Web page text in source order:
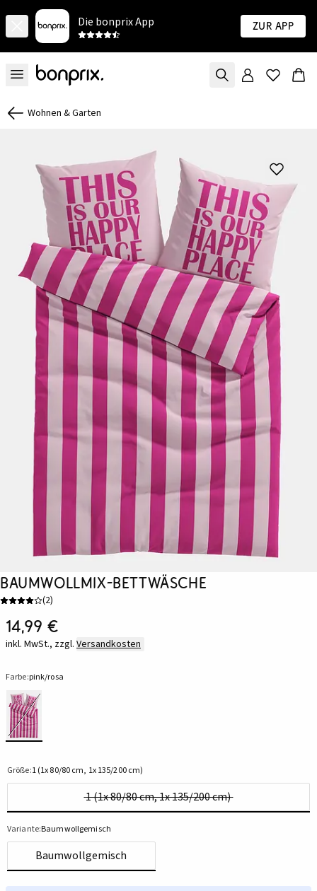
Die bonprix App Zur App
Wohnen & Garten
Baumwollmix-Bettwäsche
(2)
14,99 €
inkl. MwSt., zzgl. Versandkosten
Farbe:pink/rosa
Größe:1 (1x 80/80 cm, 1x 135/200 cm)
1 (1x 80/80 cm, 1x 135/200 cm)
Variante:Baumwollgemisch
Baumwollgemisch